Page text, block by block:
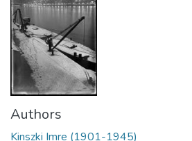
Authors
Kinszki Imre (1901-1945)